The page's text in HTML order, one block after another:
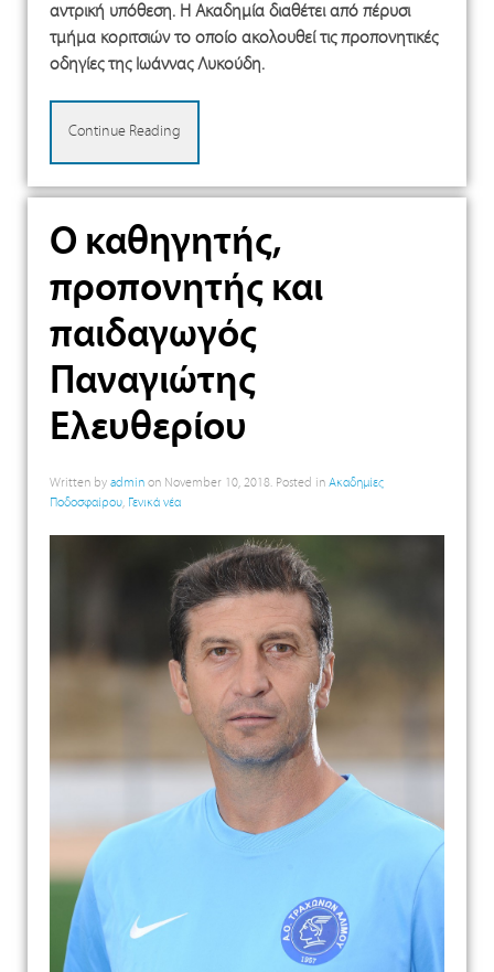
αντρική υπόθεση. Η Ακαδημία διαθέτει από πέρυσι
τμήμα κοριτσιών το οποίο ακολουθεί τις προπονητικές
οδηγίες της Ιωάννας Λυκούδη.
Continue Reading
Ο καθηγητής,
προπονητής και
παιδαγωγός
Παναγιώτης
Ελευθερίου
Written by admin on November 10, 2018. Posted in Ακαδημίες
Ποδοσφαίρου, Γενικά νέα